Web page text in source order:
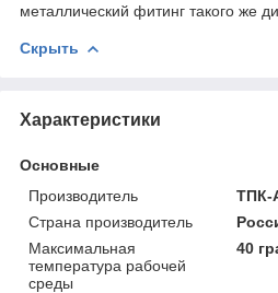
металлический фитинг такого же
Скрыть
Характеристики
Основные
Производитель
ТПК-
Страна производитель
Максимальная
температура рабочей
среды
40